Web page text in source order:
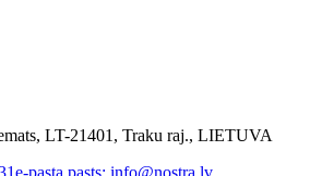
LT-21401, Traku raj., LIETUVA